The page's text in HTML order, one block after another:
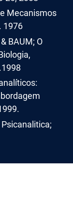
Mecanismos
1976
BAUM; O